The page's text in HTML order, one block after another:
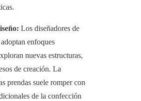
Los diseñadores de
enfoques
nuevas estructuras,
de creación. La
prendas suele romper con
de la confección